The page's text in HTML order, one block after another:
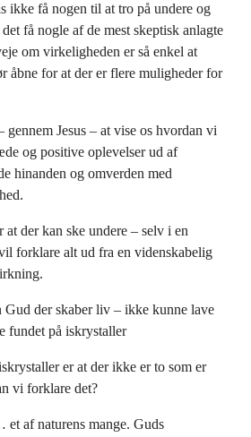
ikke få nogen til at tro på undere og
få nogle af de mest skeptisk anlagte
om virkeligheden er så enkel at
åbne for at der er flere muligheder for
Jesus – at vise os hvordan vi
og positive oplevelser ud af
hinanden og omverden med
at der kan ske undere – selv i en
forklare alt ud fra en videnskabelig
der skaber liv – ikke kunne lave
fundet på iskrystaller
er at der ikke er to som er
vi forklare det?
af naturens mange. Guds